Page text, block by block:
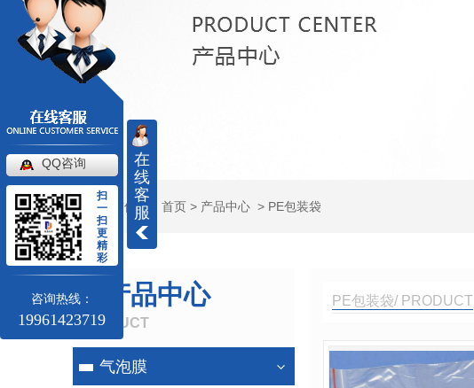
当前位置： 首页 > 产品中心 > PE包装袋
产品中心
PRODUCT
气泡膜
PE包装袋/ PRODUCT
在
线
客
服
QQ咨询
扫
一
扫
更
精
彩
咨询热线：
19961423719